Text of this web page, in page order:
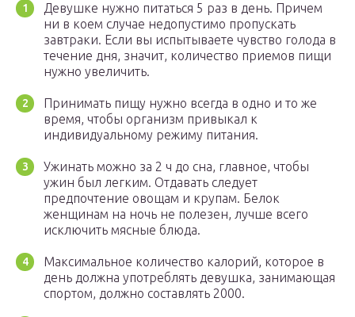
Девушке нужно питаться 5 раз в день. Причем
ни в коем случае недопустимо пропускать
завтраки. Если вы испытываете чувство голода в
течение дня, значит, количество приемов пищи
нужно увеличить.
Принимать пищу нужно всегда в одно и то же
время, чтобы организм привыкал к
индивидуальному режиму питания.
Ужинать можно за 2 ч до сна, главное, чтобы
ужин был легким. Отдавать следует
предпочтение овощам и крупам. Белок
женщинам на ночь не полезен, лучше всего
исключить мясные блюда.
Максимальное количество калорий, которое в
день должна употреблять девушка, занимающая
спортом, должно составлять 2000.